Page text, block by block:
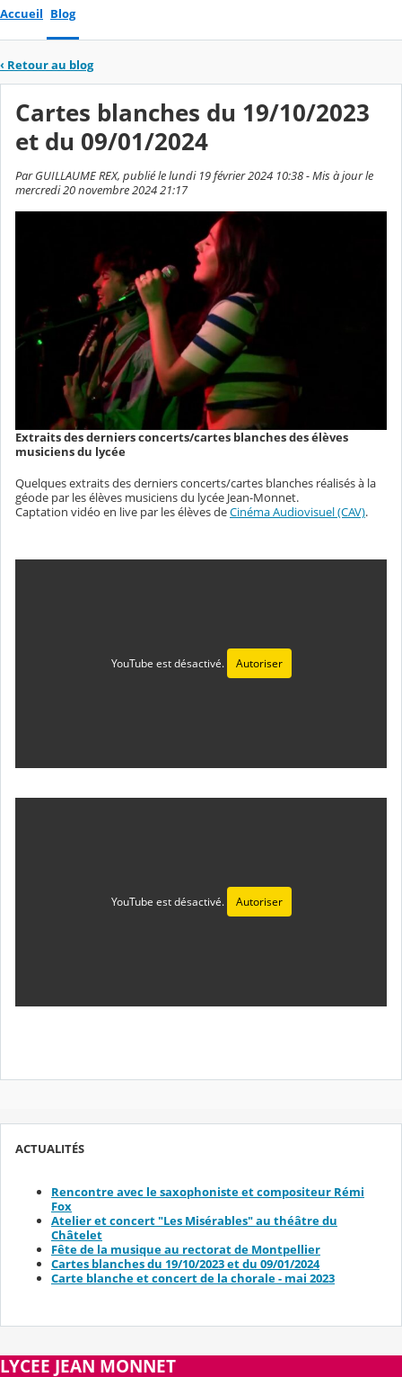
Accueil Blog
‹ Retour au blog
Cartes blanches du 19/10/2023
et du 09/01/2024
Par GUILLAUME REX, publié le lundi 19 février 2024 10:38 - Mis à jour le
mercredi 20 novembre 2024 21:17
Extraits des derniers concerts/cartes blanches des élèves
musiciens du lycée
Quelques extraits des derniers concerts/cartes blanches réalisés à la
géode par les élèves musiciens du lycée Jean-Monnet.
Captation vidéo en live par les élèves deCinéma Audiovisuel (CAV).
YouTube est désactivé. Autoriser
YouTube est désactivé. Autoriser
ACTUALITÉS
Rencontre avec le saxophoniste et compositeur Rémi
Fox
Atelier et concert "Les Misérables" au théâtre du
Châtelet
Fête de la musique au rectorat de Montpellier
Cartes blanches du 19/10/2023 et du 09/01/2024
Carte blanche et concert de la chorale - mai 2023
LYCEE JEAN MONNET